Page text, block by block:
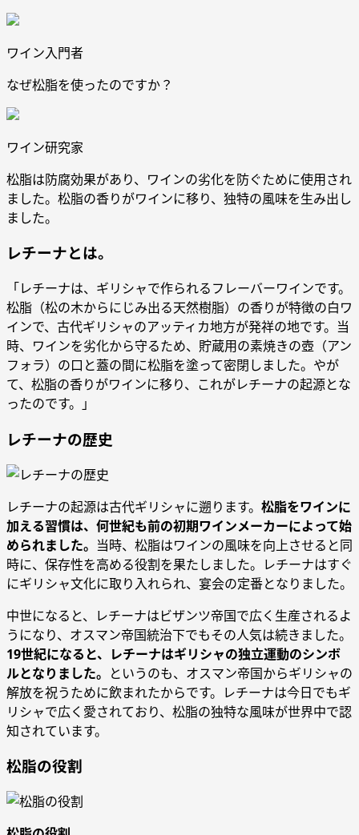
ワイン入門者
なぜ松脂を使ったのですか？
ワイン研究家
松脂は防腐効果があり、ワインの劣化を防ぐために使用され
ました。松脂の香りがワインに移り、独特の風味を生み出し
ました。
レチーナとは。
「レチーナは、ギリシャで作られるフレーバーワインです。
松脂（松の木からにじみ出る天然樹脂）の香りが特徴の白ワ
インで、古代ギリシャのアッティカ地方が発祥の地です。当
時、ワインを劣化から守るため、貯蔵用の素焼きの壺（アン
フォラ）の口と蓋の間に松脂を塗って密閉しました。やが
て、松脂の香りがワインに移り、これがレチーナの起源とな
ったのです。」
レチーナの歴史
レチーナの起源は古代ギリシャに遡ります。 松脂をワインに
加える習慣は、何世紀も前の初期ワインメーカーによって始
められました。 当時、松脂はワインの風味を向上させると同
時に、保存性を高める役割を果たしました。レチーナはすぐ
にギリシャ文化に取り入れられ、宴会の定番となりました。
中世になると、レチーナはビザンツ帝国で広く生産されるよ
うになり、オスマン帝国統治下でもその人気は続きました。
19世紀になると、レチーナはギリシャの独立運動のシンボ
ルとなりました。 というのも、オスマン帝国からギリシャの
解放を祝うために飲まれたからです。レチーナは今日でもギ
リシャで広く愛されており、松脂の独特な風味が世界中で認
知されています。
松脂の役割